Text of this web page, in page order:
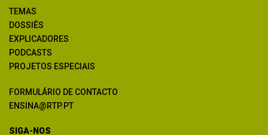
TEMAS
DOSSIÊS
EXPLICADORES
PODCASTS
PROJETOS ESPECIAIS
FORMULÁRIO DE CONTACTO
ENSINA@RTP.PT
SIGA-NOS